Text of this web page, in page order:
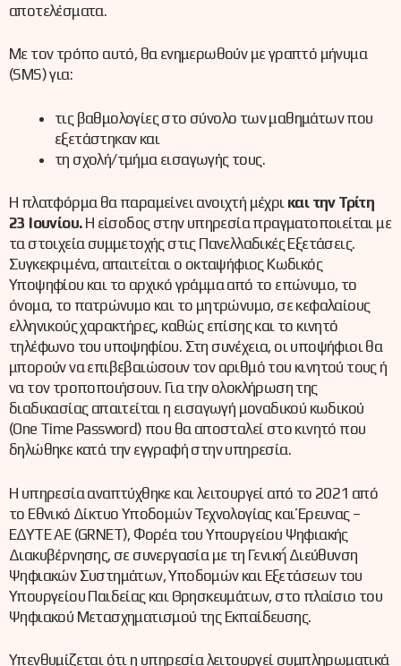
αποτελέσματα.
Με τον τρόπο αυτό, θα ενημερωθούν με γραπτό μήνυμα
(SMS) για:
τις βαθμολογίες στο σύνολο των μαθημάτων που
εξετάστηκαν και
τη σχολή/τμήμα εισαγωγής τους.
Η πλατφόρμα θα παραμείνει ανοιχτή μέχρικαι την Τρίτη
23 Ιουνίου.Η είσοδος στην υπηρεσία πραγματοποιείται με
τα στοιχεία συμμετοχής στις Πανελλαδικές Εξετάσεις.
Συγκεκριμένα, απαιτείται ο οκταψήφιος Κωδικός
Υποψηφίου και το αρχικό γράμμα από το επώνυμο, το
όνομα, το πατρώνυμο και το μητρώνυμο, σε κεφαλαίους
ελληνικούς χαρακτήρες, καθώς επίσης και το κινητό
τηλέφωνο του υποψηφίου. Στη συνέχεια, οι υποψήφιοι θα
μπορούν να επιβεβαιώσουν τον αριθμό του κινητού τους ή
να τον τροποποιήσουν. Για την ολοκλήρωση της
διαδικασίας απαιτείται η εισαγωγή μοναδικού κωδικού
(One Time Password) που θα αποσταλεί στο κινητό που
δηλώθηκε κατά την εγγραφή στην υπηρεσία.
Η υπηρεσία αναπτύχθηκε και λειτουργεί από το 2021 από
το Εθνικό Δίκτυο Υποδομών Τεχνολογίας και Έρευνας –
ΕΔΥΤΕ ΑΕ (GRNET), Φορέα του Υπουργείου Ψηφιακής
Διακυβέρνησης, σε συνεργασία με τη Γενική́ Διεύθυνση
Ψηφιακών Συστημάτων, Υποδομών και Εξετάσεων του
Υπουργείου Παιδείας και Θρησκευμάτων, στο πλαίσιο του
Ψηφιακού Μετασχηματισμού της Εκπαίδευσης.
Υπενθυμίζεται ότι η υπηρεσία λειτουργεί συμπληρωματικά